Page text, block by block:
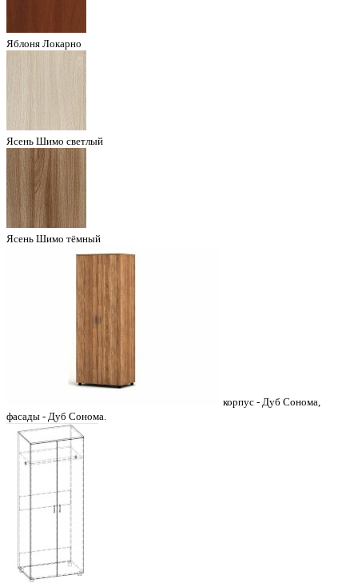
Яблоня Локарно
Ясень Шимо светлый
Ясень Шимо тёмный
корпус - Дуб Сонома,
фасады - Дуб Сонома.